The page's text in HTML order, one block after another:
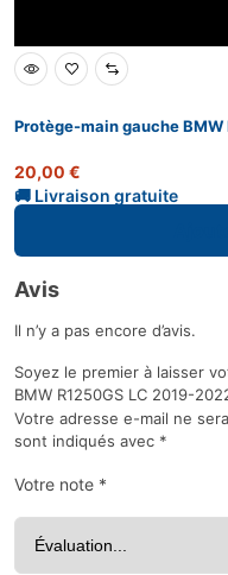
Protège-main gauche
20,00 €
Avis
Il n’y a pas encore d’avis.
Soyez le premier à laisser
BMW R1250GS LC 2019-
Votre adresse e-mail ne
sont indiqués avec *
Votre note *